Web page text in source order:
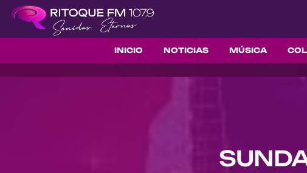
INICIO NOTICIAS MÚSICA